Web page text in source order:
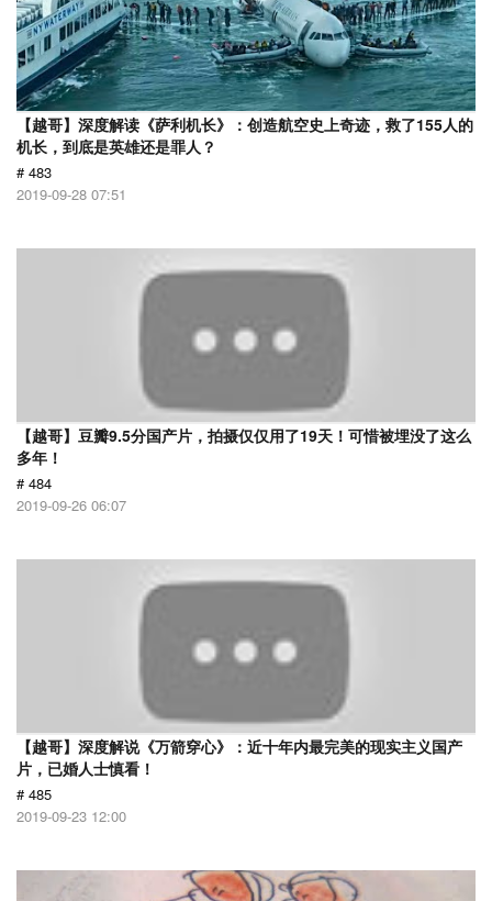
【越哥】深度解读《萨利机长》：创造航空史上奇迹，救了155人的
机长，到底是英雄还是罪人？
# 483
2019-09-28 07:51
【越哥】豆瓣9.5分国产片，拍摄仅仅用了19天！可惜被埋没了这么
多年！
# 484
2019-09-26 06:07
【越哥】深度解说《万箭穿心》：近十年内最完美的现实主义国产
片，已婚人士慎看！
# 485
2019-09-23 12:00